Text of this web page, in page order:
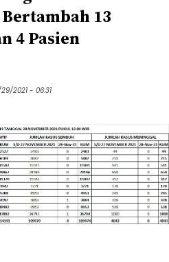
13
4 Pasien
29/2021 - 06:31